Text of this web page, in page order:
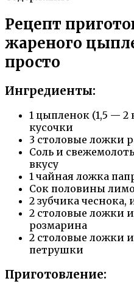
Рецепт
жареного
просто
Ингредиенты:
1 цыпленок (1,5 — 2
кусочки
3 столовые ложки
Соль и
вкусу
1 чайная ложка
Сок половины
2 зубчика чеснока,
2 столовые ложки
розмарина
2 столовые ложки
петрушки
Приготовление: